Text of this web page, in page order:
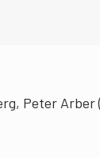
Peter Arber